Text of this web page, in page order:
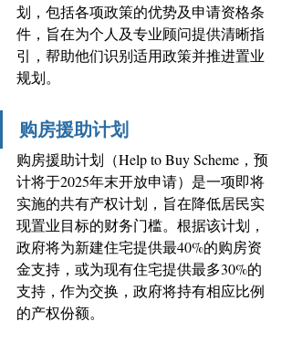
划，包括各项政策的优势及申请资格条
件，旨在为个人及专业顾问提供清晰指
引， 帮助他们识别适用政策并推进置业
规划。
购房援助计划
购房援助计划（Help to Buy Scheme， 预
计将于2025年末开放申请）是一项即将
实施的共有产权计划，旨在降低居民实
现置业目标的财务门槛。根据该计划，
政府将为新建住宅提供最40%的购房资
金支持，或为现有住宅提供最多30%的
支持，作为交换，政府将持有相应比例
的产权份额。